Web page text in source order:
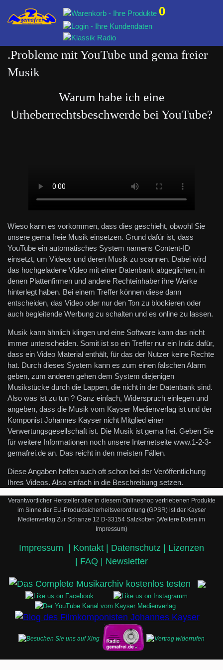
0
.Probleme mit YouTube und gema freier
Musik
Warum habe ich eine
Urheberrechtsbeschwerde bei YouTube?
Wieso kann es vorkommen, dass dies geschieht, obwohl Sie
unsere gema freie Musik einsetzen. Grund dafür ist, dass
YouTube ein automatisches System namens Content-ID
einsetzt, um Videos und deren Musik zu scannen. Dabei wird
das hochgeladene Video mit einer Datenbank abgeglichen, in
denen Plattenfirmen und andere Rechteinhaber ihre Werke
hinterlegt haben. Bei einem Treffer können diese dann
entscheiden, das Video oder nur den Ton zu blockieren oder
auch begleitende Werbung zu schalten und es online zu lassen.
Musik kann ähnlich klingen und eine Software kann das nicht
immer unterscheiden. Somit ist so ein Treffer nur ein Indiz dafür,
dass ein Video Material enthält, für das der Nutzer keine Rechte
hat. Durch dieses System kann es zum einen falschen Alarm
geben, zum anderen gehen dem System diejenigen
Musikstücke durch die Lappen, die nicht in der Datenbank sind.
Also was ist zu tun ? Ganz einfach, Widerspruch einlegen und
angeben, dass die Musik vom Kayser Medienverlag ist und der
Komponist Johannes Kayser nicht Mitglied einer
Verwertungsgesellschaft ist. Die Musik ist gema frei. Geben Sie
für weitere Informationen noch unsere Internetseite www.1-2-3-
gemafrei.de an. Das reicht in den meisten Fällen.
Diese Angaben helfen auch oft schon bei der Veröffentlichung
Ihres Videos. Also einfach in die Beschreibung setzen.
Verantwortlicher Hersteller aller in diesem Onlineshop vertriebenen Produkte
im Sinne der EU-Produktsicherheitsverordnung (GPSR) ist der Kayser
Medienverlag Zur Schanze 12 D-33154 Salzkotten (Weitere Daten im
Impressum)
Impressum | Kontakt | Datenschutz | Lizenzen
| FAQ | Newsletter